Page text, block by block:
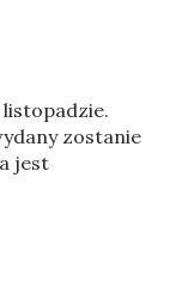
listopadzie.
zostanie
jest